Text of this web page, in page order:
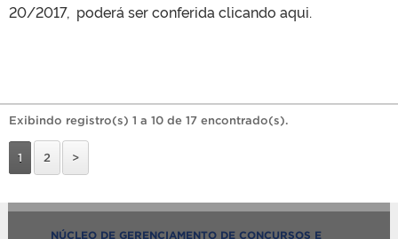
20/2017, poderá ser conferida clicando aqui.
Exibindo registro(s) 1 a 10 de 17 encontrado(s).
1 2 >
NÚCLEO DE GERENCIAMENTO DE CONCURSOS E